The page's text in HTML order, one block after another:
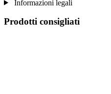
Informazioni legali
Prodotti consigliati